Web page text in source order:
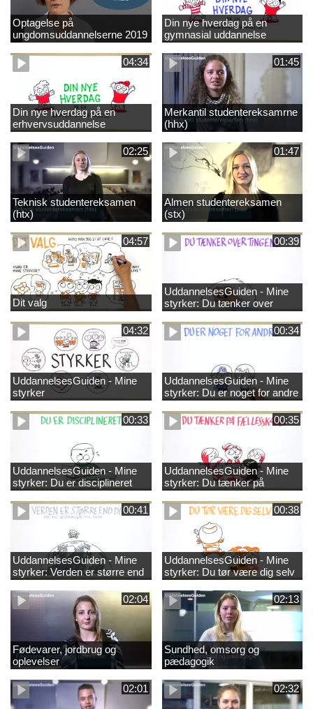
Optagelse på
ungdomsuddannelserne 2019
Din nye hverdag på en
gymnasial uddannelse
04:34
Din nye hverdag på en
erhvervsuddannelse
01:45
Merkantil studentereksamrne
(hhx)
02:25
Teknisk studentereksamen
(htx)
01:47
Almen studentereksamen
(stx)
04:57
Dit valg
00:39
UddannelsesGuiden - Mine
styrker: Du tænker over
tingene
04:32
UddannelsesGuiden - Mine
styrker
00:34
UddannelsesGuiden - Mine
styrker: Du er noget for andre
00:33
UddannelsesGuiden - Mine
styrker: Du er disciplineret
00:35
UddannelsesGuiden - Mine
styrker: Du tænker på
fællesskabet
00:41
UddannelsesGuiden - Mine
styrker: Verden er større end
dig og du bidrager til den
00:38
UddannelsesGuiden - Mine
styrker: Du tør være dig selv
02:04
Fødevarer, jordbrug og
oplevelser
02:13
Sundhed, omsorg og
pædagogik
02:01 02:32